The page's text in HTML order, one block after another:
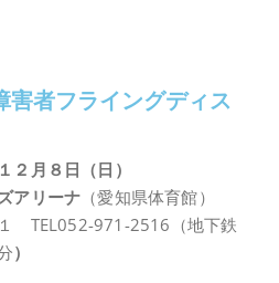
害者フライングディス
２月８日（日）
アリーナ （愛知県体育館）
TEL052-971-2516（地下鉄
）